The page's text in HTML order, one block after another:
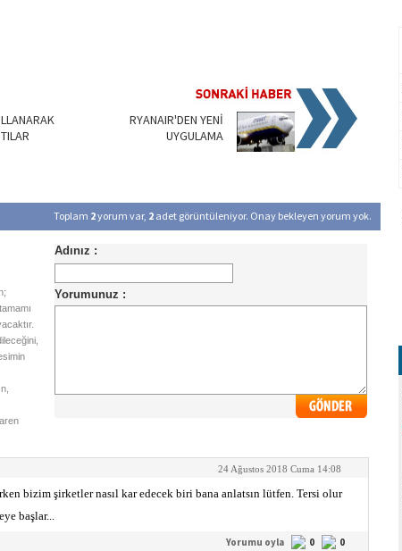
RYANAIR'DEN YENİ
UYGULAMA
Toplam 2yorum var, 2 adet görüntüleniyor. Onay bekleyen yorum yok.
24 Ağustos 2018 Cuma 14:08
bizim şirketler nasıl kar edecek biri bana anlatsın lütfen. Tersi olur
başlar...
Yorumu oyla 0 0